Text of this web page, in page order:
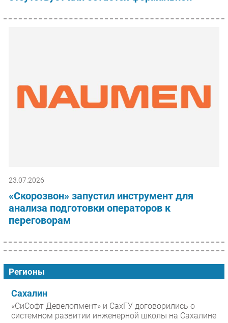
23.07.2026
«Скорозвон» запустил инструмент для
анализа подготовки операторов к
переговорам
Регионы
Сахалин
«СиСофт Девелопмент» и СахГУ договорились о
системном развитии инженерной школы на Сахалине